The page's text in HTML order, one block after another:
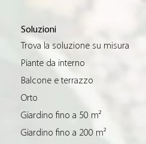
Soluzioni
Trova la soluzione su misura
Piante da interno
Balcone e terrazzo
Orto
Giardino fino a 50 m²
Giardino fino a 200 m²